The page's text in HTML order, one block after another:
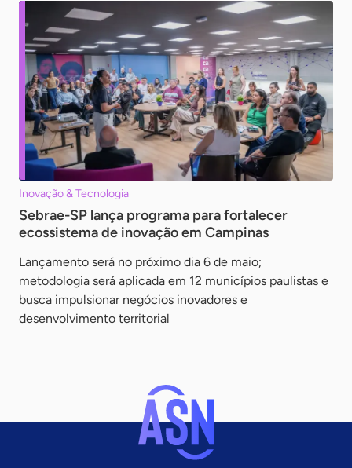
Inovação & Tecnologia
Sebrae-SP lança programa para fortalecer
ecossistema de inovação em Campinas
Lançamento será no próximo dia 6 de maio;
metodologia será aplicada em 12 municípios paulistas e
busca impulsionar negócios inovadores e
desenvolvimento territorial